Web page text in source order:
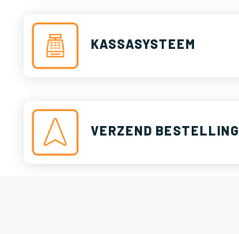
KASSASYSTEEM
VERZEND BESTELLING